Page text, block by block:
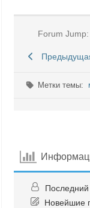
Forum Jump:
Метки темы:
Новейшие